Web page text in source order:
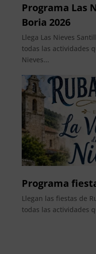
Programa Las
Boria 2026
Llega Las Nieves
todas las actividades
Nieves...
Programa
Llegan las fiestas de
todas las actividades